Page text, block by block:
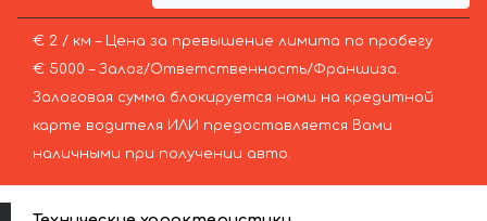
€ 2 / км – Цена за превышение лимита по пробегу
€ 5000 – Залог/Ответственность/Франшиза.
Залоговая сумма блокируется нами на кредитной
карте водителя ИЛИ предоставляется Вами
наличными при получении авто.